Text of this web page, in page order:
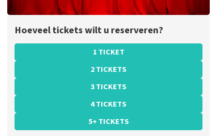
Hoeveel tickets wilt u reserveren?
1 TICKET
2 TICKETS
3 TICKETS
4 TICKETS
5+ TICKETS